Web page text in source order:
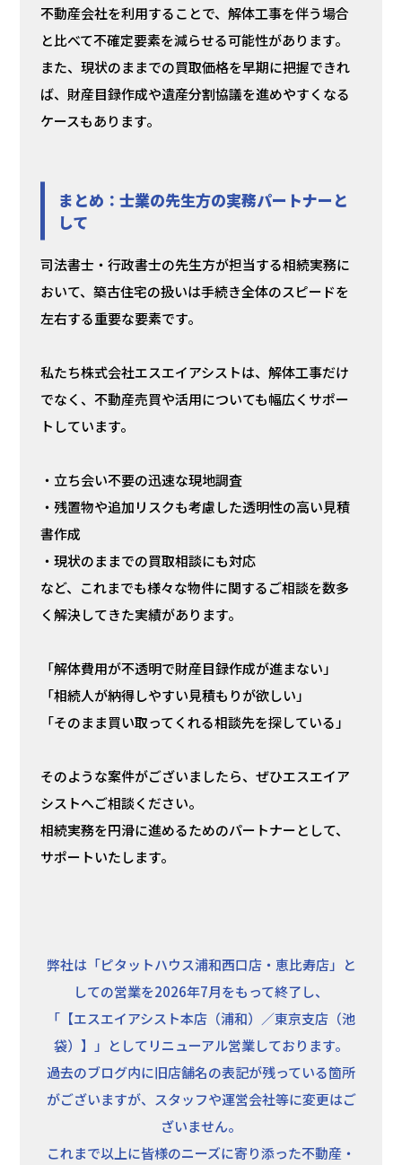
不動産会社を利用することで、解体工事を伴う場合
と比べて不確定要素を減らせる可能性があります。
また、現状のままでの買取価格を早期に把握できれ
ば、財産目録作成や遺産分割協議を進めやすくなる
ケースもあります。
まとめ： 士業の先生方の実務パートナーと
して
司法書士・行政書士の先生方が担当する相続実務に
おいて、築古住宅の扱いは手続き全体のスピードを
左右する重要な要素です。
私たち株式会社エスエイアシストは、解体工事だけ
でなく、不動産売買や活用についても幅広くサポー
トしています。
・立ち会い不要の迅速な現地調査
・残置物や追加リスクも考慮した透明性の高い見積
書作成
・現状のままでの買取相談にも対応
など、これまでも様々な物件に関するご相談を数多
く解決してきた実績があります。
「解体費用が不透明で財産目録作成が進まない」
「相続人が納得しやすい見積もりが欲しい」
「そのまま買い取ってくれる相談先を探している」
そのような案件がございましたら、ぜひエスエイア
シストへご相談ください。
相続実務を円滑に進めるためのパートナーとして、
サポートいたします。
弊社は「ピタットハウス浦和西口店・恵比寿店」と
しての営業を2026年7月をもって終了し、
「【エスエイアシスト本店（浦和）／東京支店（池
袋）】」としてリニューアル営業しております。
過去のブログ内に旧店舗名の表記が残っている箇所
がございますが、スタッフや運営会社等に変更はご
ざいません。
これまで以上に皆様のニーズに寄り添った不動産・